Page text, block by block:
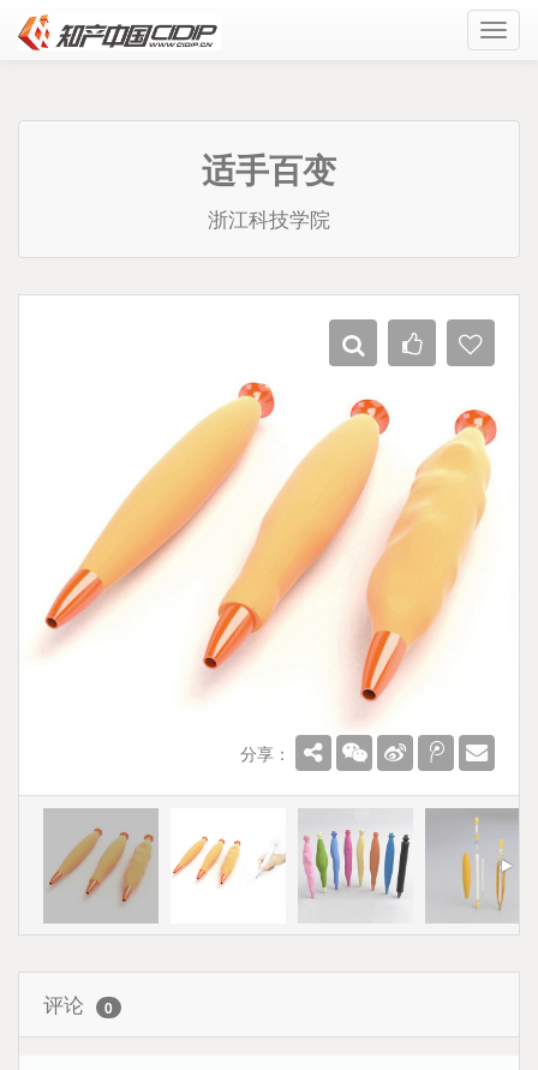
适手百变
浙江科技学院
分享：
评论 0